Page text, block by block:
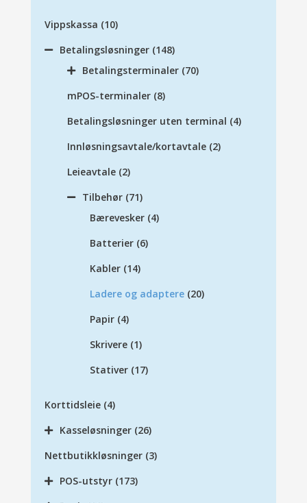
Vippskassa (10)
Betalingsløsninger (148)
Betalingsterminaler (70)
mPOS-terminaler (8)
Betalingsløsninger uten terminal (4)
Innløsningsavtale/kortavtale (2)
Leieavtale (2)
Tilbehør (71)
Bærevesker (4)
Batterier (6)
Kabler (14)
Ladere og adaptere (20)
Papir (4)
Skrivere (1)
Stativer (17)
Korttidsleie (4)
Kasseløsninger (26)
Nettbutikkløsninger (3)
POS-utstyr (173)